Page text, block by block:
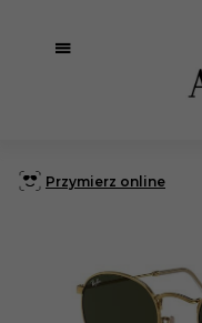
Przymierz online